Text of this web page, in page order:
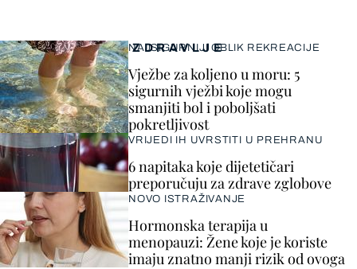
ZDRAVLJE
NAJSIGURNIJI OBLIK REKREACIJE
Vježbe za koljeno u moru: 5
sigurnih vježbi koje mogu
smanjiti bol i poboljšati
pokretljivost
VRIJEDI IH UVRSTITI U PREHRANU
6 napitaka koje dijetetičari
preporučuju za zdrave zglobove
NOVO ISTRAŽIVANJE
Hormonska terapija u
menopauzi: Žene koje je koriste
imaju znatno manji rizik od ovoga